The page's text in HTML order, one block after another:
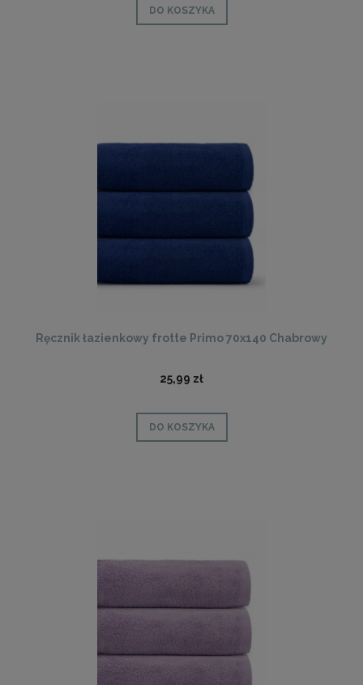
DO KOSZYKA
Ręcznik łazienkowy frotte Primo 70x140 Chabrowy
25,99 zł
DO KOSZYKA